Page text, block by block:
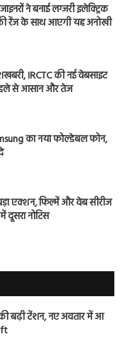
ने बनाई लग्जरी इलेक्ट्रिक
रेंज के साथ आएगी यह अनोखी
IRCTC की नई वेबसाइट
से आसान और तेज
का नया फोल्डेबल फोन,
एक्शन, फिल्में और वेब सीरीज
दूसरा नोटिस
बढ़ी टेंशन, नए अवतार में आ